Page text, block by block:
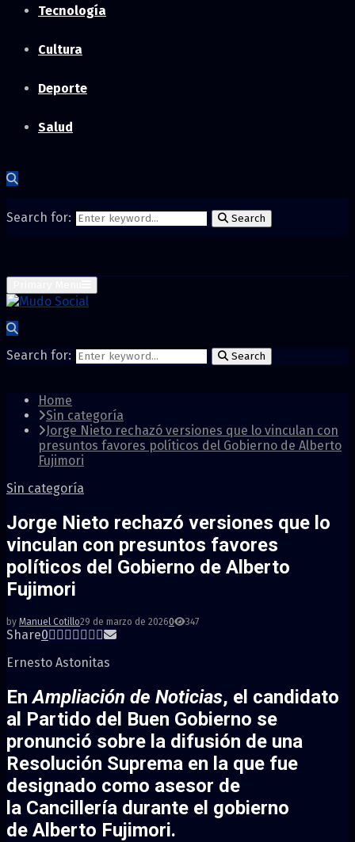
Tecnología
Cultura
Deporte
Salud
Search for: Search
Search for: Search
Home
Sin categoría
Jorge Nieto rechazó versiones que lo vinculan con
presuntos favores políticos del Gobierno de Alberto
Fujimori
Sin categoría
Jorge Nieto rechazó versiones que lo
vinculan con presuntos favores
políticos del Gobierno de Alberto
Fujimori
by Manuel Cotillo29 de marzo de 20260 347
Share0
Ernesto Astonitas
EnAmpliación de Noticias, el candidato
al Partido del Buen Gobierno se
pronunció sobre la difusión de una
Resolución Suprema en la que fue
designado como asesor de
la Cancillería durante el gobierno
de Alberto Fujimori.